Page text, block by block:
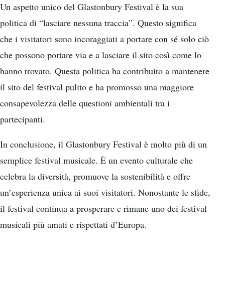
Un aspetto unico del Glastonbury Festival è la sua
politica di “lasciare nessuna traccia”. Questo significa
che i visitatori sono incoraggiati a portare con sé solo ciò
che possono portare via e a lasciare il sito così come lo
hanno trovato. Questa politica ha contribuito a mantenere
il sito del festival pulito e ha promosso una maggiore
consapevolezza delle questioni ambientali tra i
partecipanti.
In conclusione, il Glastonbury Festival è molto più di un
semplice festival musicale. È un evento culturale che
celebra la diversità, promuove la sostenibilità e offre
un’esperienza unica ai suoi visitatori. Nonostante le sfide,
il festival continua a prosperare e rimane uno dei festival
musicali più amati e rispettati d’Europa.